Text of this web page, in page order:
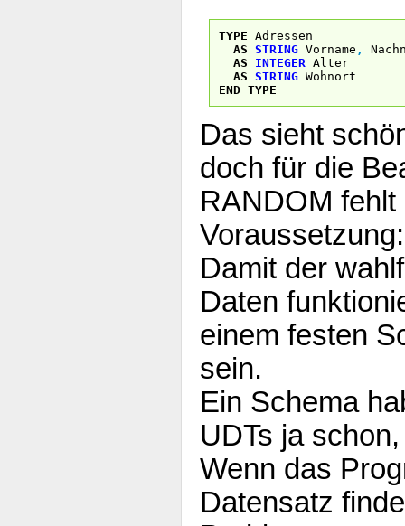
TYPE Adressen
AS STRING Vorname ,
AS
INTEGER Alter
AS STRING Wohnort
END TYPE
Das sieht
doch für die
RANDOM
Voraussetzung:
Damit der
Daten
einem festen
sein.
Ein Schema
UDTs ja
Wenn das
Datensatz